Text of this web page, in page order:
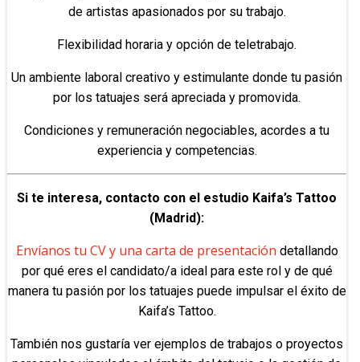
de artistas apasionados por su trabajo.
Flexibilidad horaria y opción de teletrabajo.
Un ambiente laboral creativo y estimulante donde tu pasión
por los tatuajes será apreciada y promovida.
Condiciones y remuneración negociables, acordes a tu
experiencia y competencias.
Si te interesa, contacto con el estudio Kaifa’s Tattoo
(Madrid):
Envíanos tu CV y una carta de presentación detallando
por qué eres el candidato/a ideal para este rol y de qué
manera tu pasión por los tatuajes puede impulsar el éxito de
Kaifa’s Tattoo.
También nos gustaría ver ejemplos de trabajos o proyectos